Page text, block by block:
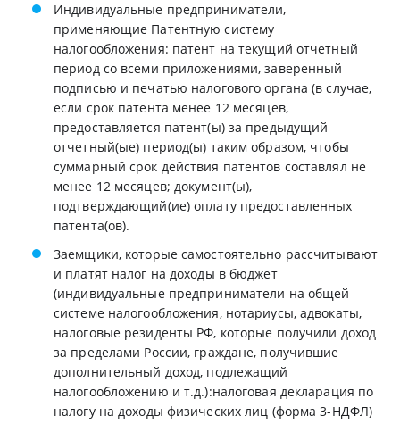
Индивидуальные предприниматели,
применяющие Патентную систему
налогообложения: патент на текущий отчетный
период со всеми приложениями, заверенный
подписью и печатью налогового органа (в случае,
если срок патента менее 12 месяцев,
предоставляется патент(ы) за предыдущий
отчетный(ые) период(ы) таким образом, чтобы
суммарный срок действия патентов составлял не
менее 12 месяцев; документ(ы),
подтверждающий(ие) оплату предоставленных
патента(ов).
Заемщики, которые самостоятельно рассчитывают
и платят налог на доходы в бюджет
(индивидуальные предприниматели на общей
системе налогообложения, нотариусы, адвокаты,
налоговые резиденты РФ, которые получили доход
за пределами России, граждане, получившие
дополнительный доход, подлежащий
налогообложению и т.д.):налоговая декларация по
налогу на доходы физических лиц (форма 3-НДФЛ)